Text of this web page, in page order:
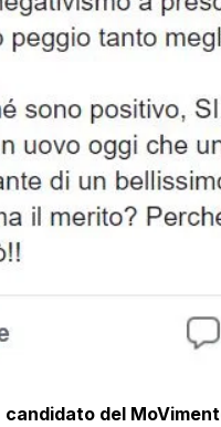
candidato del